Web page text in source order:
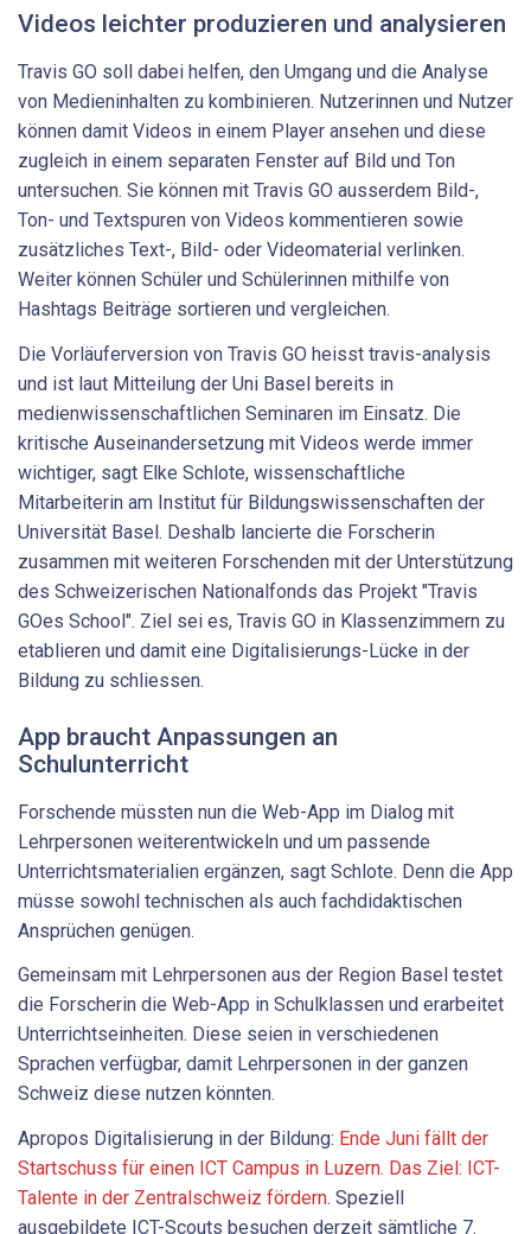
Videos leichter produzieren und analysieren
Travis GO soll dabei helfen, den Umgang und die Analyse
von Medieninhalten zu kombinieren. Nutzerinnen und Nutzer
können damit Videos in einem Player ansehen und diese
zugleich in einem separaten Fenster auf Bild und Ton
untersuchen. Sie können mit Travis GO ausserdem Bild-,
Ton- und Textspuren von Videos kommentieren sowie
zusätzliches Text-, Bild- oder Videomaterial verlinken.
Weiter können Schüler und Schülerinnen mithilfe von
Hashtags Beiträge sortieren und vergleichen.
Die Vorläuferversion von Travis GO heisst travis-analysis
und ist laut Mitteilung der Uni Basel bereits in
medienwissenschaftlichen Seminaren im Einsatz. Die
kritische Auseinandersetzung mit Videos werde immer
wichtiger, sagt Elke Schlote, wissenschaftliche
Mitarbeiterin am Institut für Bildungswissenschaften der
Universität Basel. Deshalb lancierte die Forscherin
zusammen mit weiteren Forschenden mit der Unterstützung
des Schweizerischen Nationalfonds das Projekt "Travis
GOes School". Ziel sei es, Travis GO in Klassenzimmern zu
etablieren und damit eine Digitalisierungs-Lücke in der
Bildung zu schliessen.
App braucht Anpassungen an
Schulunterricht
Forschende müssten nun die Web-App im Dialog mit
Lehrpersonen weiterentwickeln und um passende
Unterrichtsmaterialien ergänzen, sagt Schlote. Denn die App
müsse sowohl technischen als auch fachdidaktischen
Ansprüchen genügen.
Gemeinsam mit Lehrpersonen aus der Region Basel testet
die Forscherin die Web-App in Schulklassen und erarbeitet
Unterrichtseinheiten. Diese seien in verschiedenen
Sprachen verfügbar, damit Lehrpersonen in der ganzen
Schweiz diese nutzen könnten.
Apropos Digitalisierung in der Bildung: Ende Juni fällt der
Startschuss für einen ICT Campus in Luzern. Das Ziel: ICT-
Talente in der Zentralschweiz fördern. Speziell
ausgebildete ICT-Scouts besuchen derzeit sämtliche 7.